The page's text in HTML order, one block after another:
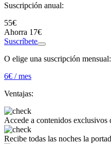
Suscripción anual:
55€
Ahorra 17€
Suscríbete
O elige una suscripción mensual:
6€ / mes
Ventajas:
Accede a contenidos exclusivos
Recibe todas las noches la